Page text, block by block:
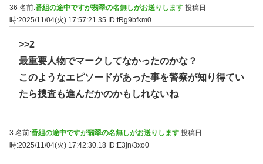
36 名前:番組の途中ですが翡翠の名無しがお送りします 投稿日
時:2025/11/04(火) 17:57:21.35
ID:tRg9bfkm0
>>2
最重要人物でマークしてなかったのかな？
このようなエピソードがあった事を警察が知り得てい
たら捜査も進んだかのかもしれないね
3 名前:番組の途中ですが翡翠の名無しがお送りします 投稿日
時:2025/11/04(火) 17:42:30.18 ID:E3jn/3xo0